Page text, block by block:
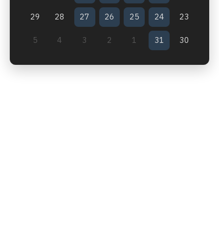
23
24
25
26
27
28
29
30
31
1
2
3
4
5